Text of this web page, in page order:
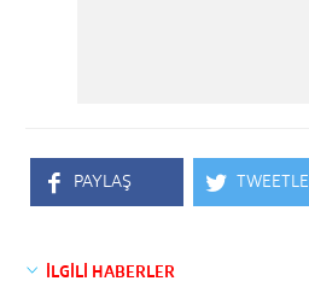
PAYLAŞ TWEETLE
İLGİLİ HABERLER